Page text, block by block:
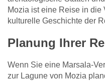
Mozia ist eine Reise in
kulturelle Geschichte der
Planung Ihrer
Wenn Sie eine Marsala-
zur Lagune von Mozia